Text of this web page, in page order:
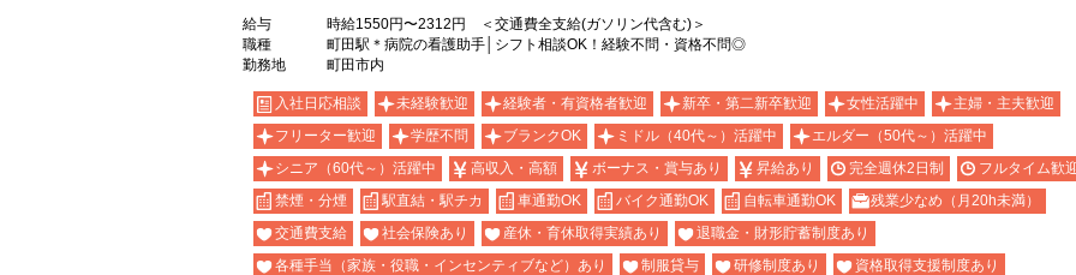
給与
時給1550円〜2312円 ＜交通費全支給(ガソリン代含む)＞
職種
町田駅＊病院の看護助手│シフト相談OK！経験不問・資格不問◎
勤務地
町田市内
入社日応相談 未経験歓迎 経験者・有資格者歓迎 新卒・第二新卒歓迎 女性活躍中
主婦・主夫歓迎
フリーター歓迎
学歴不問 ブランクOK ミドル（40代～）活躍中
エルダー（50代～）活躍中
シニア（60代～）活躍中
高収入・高額 ボーナス・賞与あり 昇給あり 完全週休2日制
フルタイム歓
禁煙・分煙
駅直結・駅チカ 車通勤OK バイク通勤OK 自転車通勤OK
残業少なめ（月20h未満）
交通費支給
社会保険あり 産休・育休取得実績あり
退職金・財形貯蓄制度あり
各種手当（家族・役職・インセンティブなど）あり
制服貸与 研修制度あり 資格取得支援制度あり